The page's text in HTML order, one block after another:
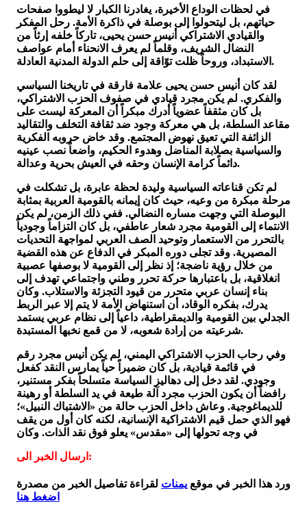
في لحظات الوداع الأخيرة، يغادرنا الكبار لا ليطووا صفحات
حياتهم، بل ليتحولوا إلى بوصلة في ذاكرة الأمة. رحل المفكر
والقيادي الاشتراكي أنيس حسن يحيى، تاركاً خلفه إرثاً من
النضال الشريف، وقلماً لم يعرف الانحناء أمام عواصف
الاستبداد، وروحاً ظلت توّاقة إلى حلم الدولة المدنية العادلة.
لقد كان أنيس حسن يحيى علامة فارقة في تاريخنا السياسي
والفكري. لم يكن مجرد قيادي في صفوف الحزب الاشتراكي،
بل كان مثقفاً عضوياً أدرك مبكراً أن المعركة ليست على
مقاعد السلطة، بل هي معركة وجود ضد ثقافة التخلف والتقاليد
الزائفة التي تعيق نهوض المجتمع. وقد خاض حروبه الفكرية
والسياسية بصلابة المناضل وهدوء الحكيم، واضعاً نصب عينيه
دائماً كرامة الإنسان وحقه في العيش بحرية وعدالة.
لم تكن قناعاته السياسية وليدة لحظة عابرة، بل تشكلت في
مرحلة مبكرة من وعيه، حيث كان إيمانه بالقومية العربية بمثابة
البوصلة التي وجهت مساره النضالي. ففي ذلك الزمن، لم يكن
الانتماء إلى القومية مجرد شعار عاطفي، بل كان التزاماً وجودياً
بالتحرر من الاستعمار وتوحيد الصف العربي لمواجهة التحديات
المصيرية. وقد تجلى دوره المبكر في الدفاع عن هذه القضية
من خلال رؤية ناضجة؛ إذ نظر إلى القومية لا بوصفها عصبية
انغلاقية، بل باعتبارها حركة تحرر وطني واجتماعي تهدف إلى
بناء إنسان عربي متحرر من قيود التجزئة والاستلاب. وكان
يدرك، بفكره الوقاد، أن استنهاض الأمة لا يتم إلا عبر الربط
الجدلي بين القومية والديمقراطية، داعياً إلى نظام عربي يستمد
شرعيته من إرادة شعوبه، لا من قمع نخبها المستبدة.
وفي رحاب الحزب الاشتراكي اليمني، لم يكن أنيس مجرد رقم
في قائمة قيادية، بل كان ضميراً حياً يمارس النقد كفعل
وجودي. لقد دخل إلى دهاليز السياسة متسلحاً بفكر مستنير،
رافضاً أن يكون الحزب مجرد آلة طيعة في يد السلطة أو رهينة
للديماغوجية. وعاش داخل الحزب حالة من «الاشتباك النبيل»؛
فهو الذي حمل قيم الاشتراكية الإنسانية، لكنه كان أول من يقف
في وجه تحولها إلى «مقدس» يعلو فوق نقد الذات. وكان
ارسال الخبر الى:
ورد هذا الخبر في موقع يمنات لقراءة تفاصيل الخبر من مصدرة
اضغط هنا